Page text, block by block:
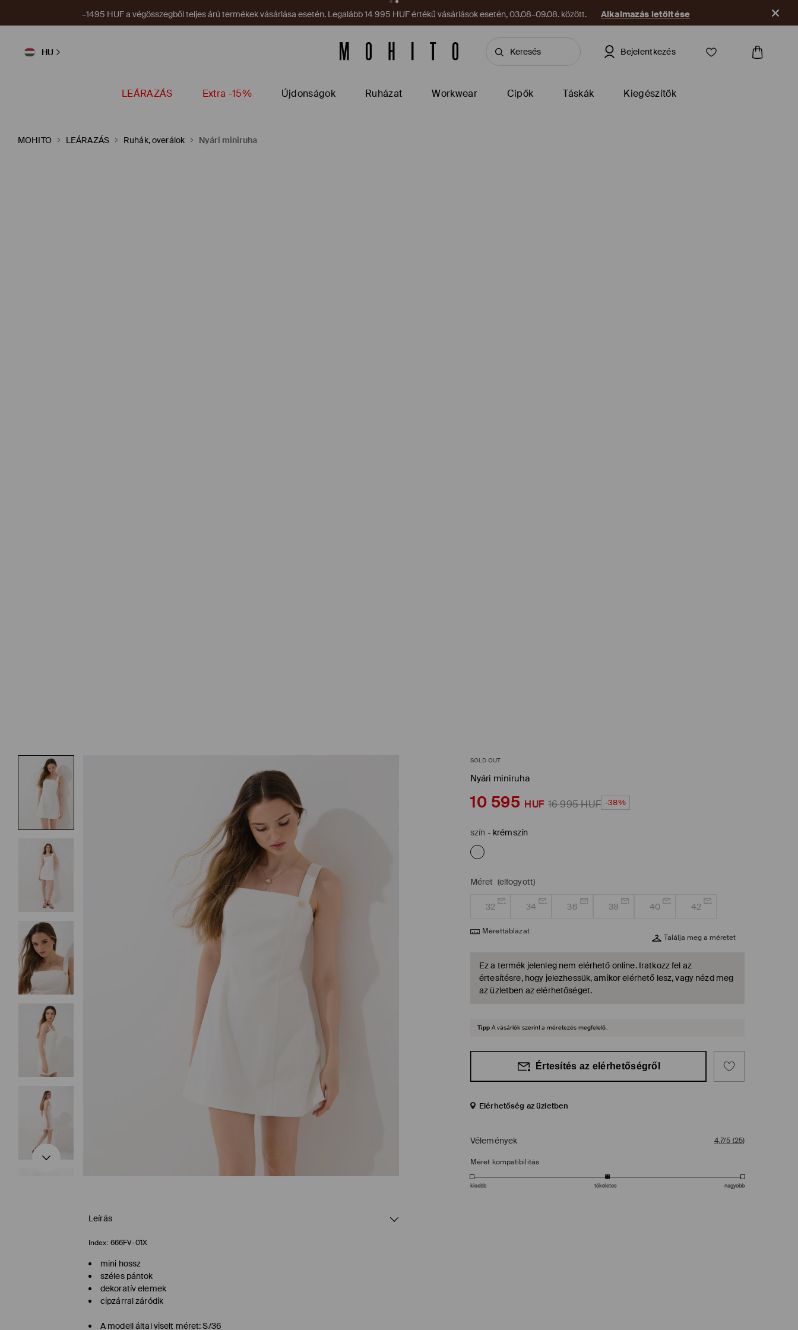
–1495 HUF a végösszegből teljes árú termékek vásárlása esetén. Legalább 14 995 HUF értékű vásárlások esetén, 03.08–09.08. között. Alkalmazás letöltése
HU Bejelentkezés
LEÁRAZÁS Extra -15% Újdonságok Ruházat Workwear Cipők Táskák Kiegészítők
MOHITO LEÁRAZÁS Ruhák, overálok Nyári miniruha
SOLD OUT
Nyári miniruha
10 595 HUF 16 995HUF -38%
szín - krémszín
Méret (elfogyott)
32 34 36 38 40 42
Mérettáblázat
Találja meg a méretet
Ez a termék jelenleg nem elérhető online. Iratkozz fel az
értesítésre, hogy jelezhessük, amikor elérhető lesz, vagy nézd meg
az üzletben az elérhetőséget.
Tipp A vásárlók szerint a méretezés megfelelő.
Értesítés az elérhetőségről
Elérhetőség az üzletben
Vélemények 4,7/5 (25)
Méret kompatibilitás
kisebb tökéletes nagyobb
Leírás
Index: 666FV-01X
mini hossz
széles pántok
dekoratív elemek
cipzárral záródik
A modell által viselt méret: S/36